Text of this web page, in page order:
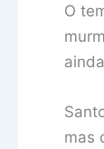
O
mas